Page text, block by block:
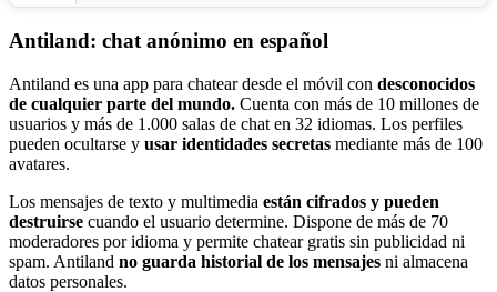
Antiland: chat anónimo en español
Antiland es una app para chatear desde el móvil con desconocidos
de cualquier parte del mundo. Cuenta con más de 10 millones de
usuarios y más de 1.000 salas de chat en 32 idiomas. Los perfiles
pueden ocultarse y usar identidades secretas mediante más de 100
avatares.
Los mensajes de texto y multimedia están cifrados y pueden
destruirse cuando el usuario determine. Dispone de más de 70
moderadores por idioma y permite chatear gratis sin publicidad ni
spam. Antiland no guarda historial de los mensajes ni almacena
datos personales.